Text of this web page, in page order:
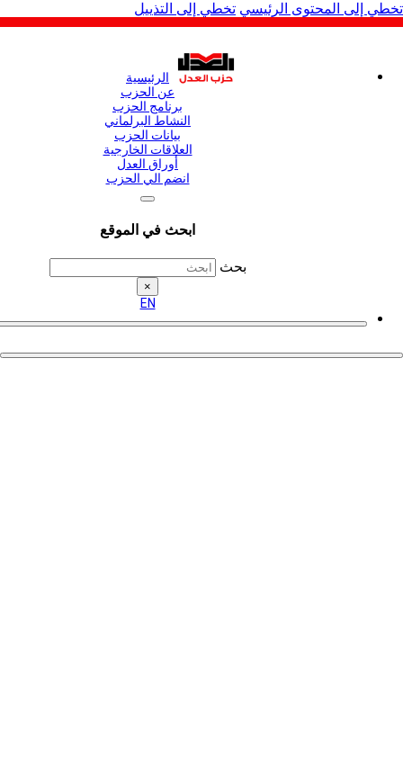
المحتوى الرئيسي تخطي إلى التذييل
الرئيسية
عن الحزب
برنامج الحزب
النشاط البرلماني
بيانات الحزب
العلاقات الخارجية
أوراق العدل
انضم الي الحزب
ابحث في الموقع